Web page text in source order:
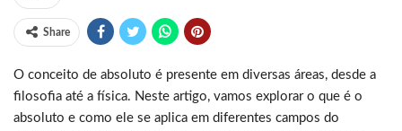
Share
O conceito de absoluto é presente em diversas áreas, desde a
filosofia até a física. Neste artigo, vamos explorar o que é o
absoluto e como ele se aplica em diferentes campos do